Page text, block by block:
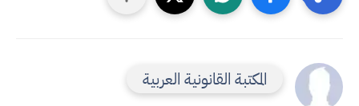
المكتبة القانونية العربية